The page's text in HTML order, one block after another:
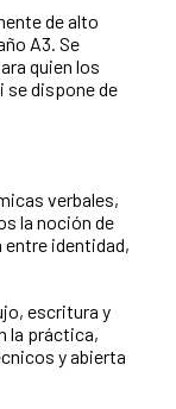
de alto
A3. Se
quien los
se dispone de
verbales,
la noción de
entre identidad,
escritura y
la práctica,
y abierta